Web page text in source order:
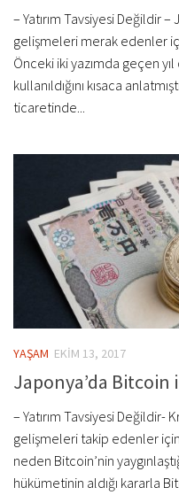
– Yatırım Tavsiyesi Değildir
gelişmeleri merak edenler
Önceki iki yazımda geçen
kullanıldığını kısaca
ticaretinde...
YAŞAM EKIM 13, 2017
Japonya’da
– Yatırım Tavsiyesi Değildir-
gelişmeleri takip edenler
neden Bitcoin’nin
hükümetinin aldığı kararla